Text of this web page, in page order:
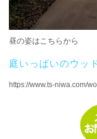
昼の姿はこちらから
庭いっぱいのウッ
https://www.ts-niwa.com/